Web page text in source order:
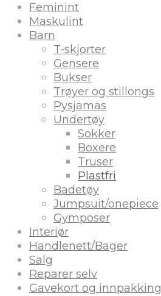
Feminint
Maskulint
Barn
T-skjorter
Gensere
Bukser
Trøyer og stillongs
Pysjamas
Undertøy
Sokker
Boxere
Truser
Plastfri
Badetøy
Jumpsuit/onepiece
Gymposer
Interiør
Handlenett/Bager
Salg
Reparer selv
Gavekort og innpakking